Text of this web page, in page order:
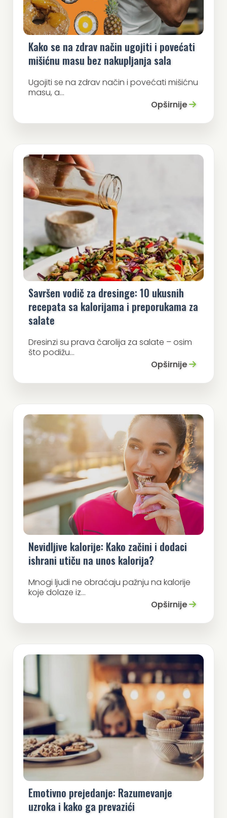
Kako se na zdrav način ugojiti i povećati
mišićnu masu bez nakupljanja sala
Ugojiti se na zdrav način i povećati mišićnu
masu, a...
Opširnije
Savršen vodič za dresinge: 10 ukusnih
recepata sa kalorijama i preporukama za
salate
Dresinzi su prava čarolija za salate – osim
što podižu...
Opširnije
Nevidljive kalorije: Kako začini i dodaci
ishrani utiču na unos kalorija?
Mnogi ljudi ne obraćaju pažnju na kalorije
koje dolaze iz...
Opširnije
Emotivno prejedanje: Razumevanje
uzroka i kako ga prevazići